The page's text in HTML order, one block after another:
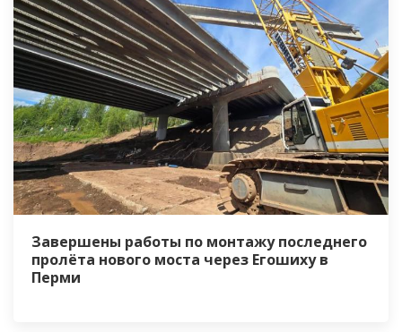
Завершены работы по монтажу последнего
пролёта нового моста через Егошиху в
Перми